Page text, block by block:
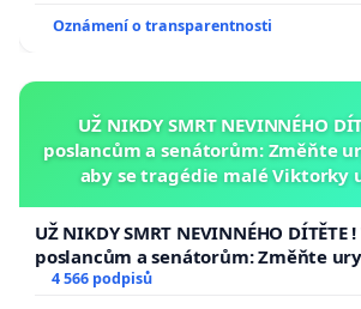
Oznámení o transparentnosti
UŽ NIKDY SMRT NEVINNÉHO
poslancům a senátorům: Změňte
aby se tragédie malé Viktorky
UŽ NIKDY SMRT NEVINNÉHO DÍTĚTE
poslancům a senátorům: Změňte
aby se tragédie malé Viktorky už
4 566 podpisů